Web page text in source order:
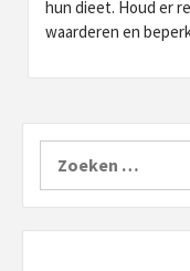
hun dieet. Houd er
waarderen en